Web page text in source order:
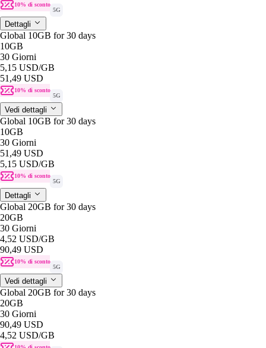
10% di sconto
5G
Dettagli
Global 10GB for 30 days
10GB
30 Giorni
5,15 USD/GB
51,49 USD
10% di sconto
5G
Vedi dettagli
Global 10GB for 30 days
10GB
30 Giorni
51,49 USD
5,15 USD/GB
10% di sconto
5G
Dettagli
Global 20GB for 30 days
20GB
30 Giorni
4,52 USD/GB
90,49 USD
10% di sconto
5G
Vedi dettagli
Global 20GB for 30 days
20GB
30 Giorni
90,49 USD
4,52 USD/GB